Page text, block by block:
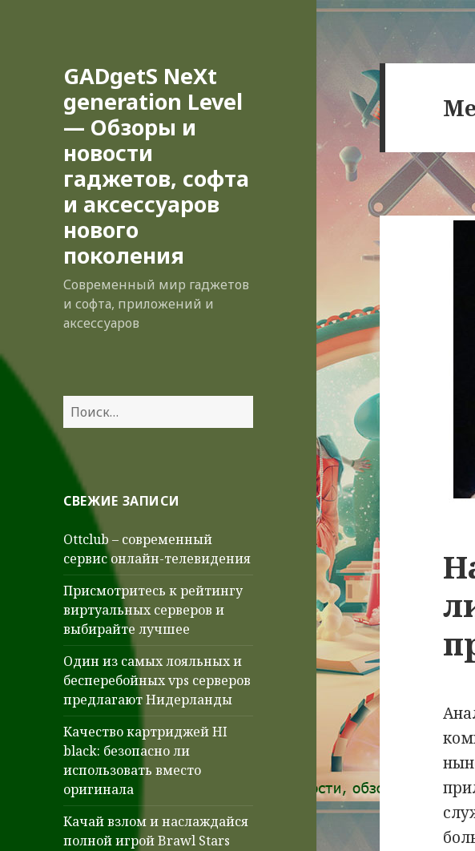
GADgetS NeXt
generation Level
— Обзоры и
новости
гаджетов, софта
и аксессуаров
нового
поколения
Современный мир гаджетов
и софта, приложений и
аксессуаров
Найти:
СВЕЖИЕ ЗАПИСИ
Ottclub – современный
сервис онлайн-телевидения
Присмотритесь к рейтингу
виртуальных серверов и
выбирайте лучшее
Один из самых лояльных и
бесперебойных vps серверов
предлагают Нидерланды
Качество картриджей HI
black: безопасно ли
использовать вместо
оригинала
Качай взлом и наслаждайся
полной игрой Brawl Stars